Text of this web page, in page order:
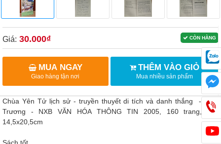
CÒN HÀNG
Giá: 30.000₫
MUA NGAY
Giao hàng tận nơi
THÊM VÀO GIỎ
Mua nhiều sản phẩm
Chùa Yên Tử lịch sử - truyền thuyết di tích và danh thắng - Trần
Trương - NXB VĂN HÓA THÔNG TIN 2005, 160 trang, khổ
14,5x20,5cm